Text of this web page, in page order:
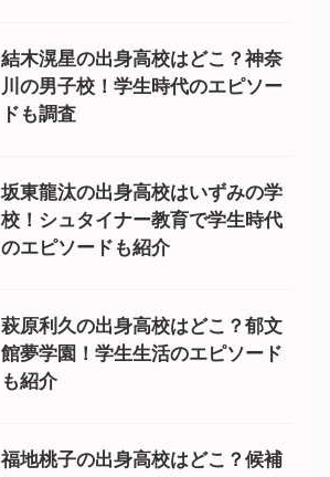
結木滉星の出身高校はどこ？神奈
川の男子校！学生時代のエピソー
ドも調査
坂東龍汰の出身高校はいずみの学
校！シュタイナー教育で学生時代
のエピソードも紹介
萩原利久の出身高校はどこ？郁文
館夢学園！学生生活のエピソード
も紹介
福地桃子の出身高校はどこ？候補